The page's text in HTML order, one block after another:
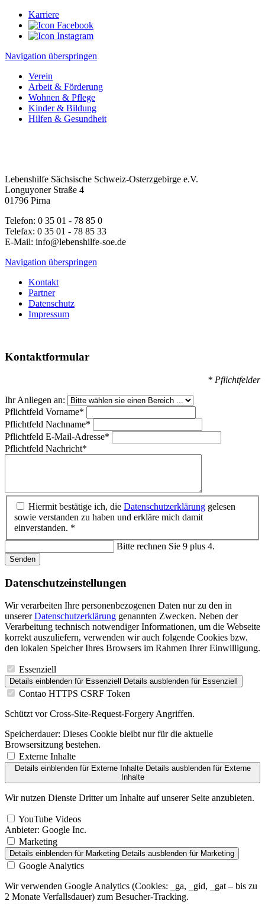
Karriere
Navigation überspringen
Verein
Arbeit & Förderung
Wohnen & Pflege
Kinder & Bildung
Hilfen & Gesundheit
Lebenshilfe Sächsische Schweiz-Osterzgebirge e.V.
Longuyoner Straße 4
01796 Pirna
Telefon: 0 35 01 - 78 85 0
Telefax: 0 35 01 - 78 85 33
E-Mail: info@lebenshilfe-soe.de
Navigation überspringen
Kontakt
Partner
Datenschutz
Impressum
Kontaktformular
* Pflichtfelder
Ihr Anliegen an:
Pflichtfeld Vorname*
Pflichtfeld Nachname*
Pflichtfeld E-Mail-Adresse*
Pflichtfeld Nachricht*
Hiermit bestätige ich, die Datenschutzerklärung gelesen
sowie verstanden zu haben und erkläre mich damit
einverstanden. *
Bitte rechnen Sie 9 plus 4.
Senden
Datenschutz­einstellungen
Wir verarbeiten Ihre personenbezogenen Daten nur zu den in
unsererDatenschutzerklärung genannten Zwecken. Neben der
Verarbeitung technisch notwendiger Informationen, um die Webseite
korrekt auszuliefern, verwenden wir auch folgende Cookies bzw.
den lokalen Speicher Ihres Browsers im Rahmen Ihrer Einwilligung.
Essenziell
Details einblenden für Essenziell Details ausblenden für Essenziell
Contao HTTPS CSRF Token
Schützt vor Cross-Site-Request-Forgery Angriffen.
Speicherdauer: Dieses Cookie bleibt nur für die aktuelle
Browsersitzung bestehen.
Externe Inhalte
Details einblendenfür Externe Inhalte Details ausblendenfür Externe
Inhalte
Wir nutzen Dienste Dritter um Inhalte auf unserer Seite anzubieten.
YouTube Videos
Anbieter: Google Inc.
Marketing
Details einblenden für Marketing Details ausblenden für Marketing
Google Analytics
Wir verwenden Google Analytics (Cookies: _ga, _gid, _gat – bis zu
2 Monate Verfallsdauer) zum Besucher-Tracking.